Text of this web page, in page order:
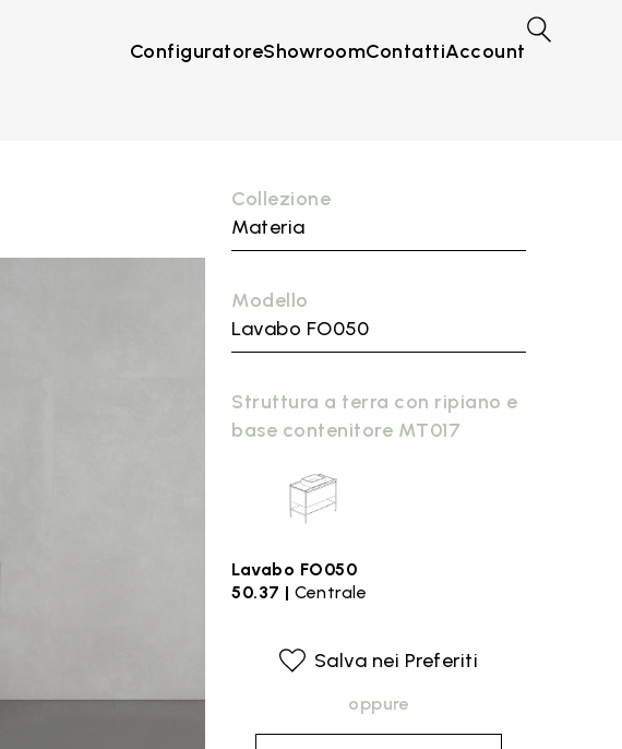
ConfiguratoreShowroomContattiAccount
Collezione
Materia
Modello
Lavabo FO050
Struttura a terra con ripiano e
base contenitore MT017
Lavabo FO050
50.37 | Centrale
Salva nei Preferiti
oppure